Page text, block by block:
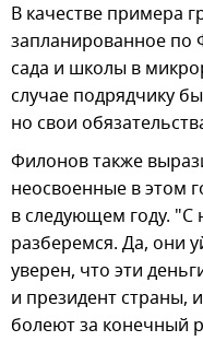
В качестве примера
запланированное по
сада и школы в
случае подрядчику
но свои
Филонов также
неосвоенные в этом
в следующем году.
разберемся. Да, они
уверен, что эти
и президент страны,
болеют за конечный